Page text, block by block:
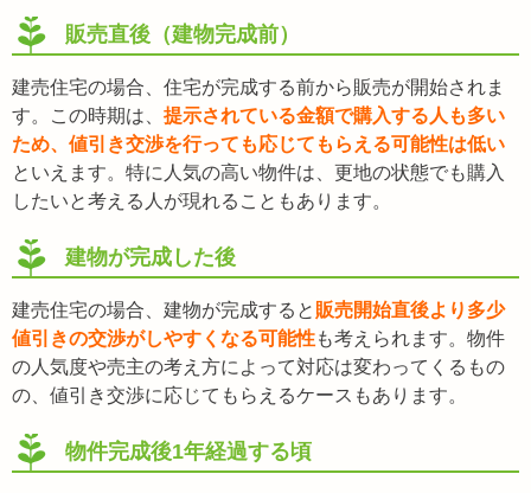
販売直後（建物完成前）
建売住宅の場合、住宅が完成する前から販売が開始されま
す。この時期は、 提示されている金額で購入する人も多い
ため、値引き交渉を行っても応じてもらえる可能性は低い
といえます。特に人気の高い物件は、更地の状態でも購入
したいと考える人が現れることもあります。
建物が完成した後
建売住宅の場合、建物が完成すると 販売開始直後より多少
値引きの交渉がしやすくなる可能性も考えられます。物件
の人気度や売主の考え方によって対応は変わってくるもの
の、値引き交渉に応じてもらえるケースもあります。
物件完成後1年経過する頃